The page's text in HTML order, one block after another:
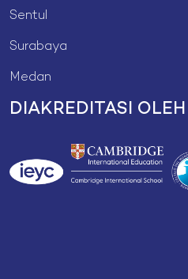
Sentul
Surabaya
Medan
DIAKREDITASI OLEH